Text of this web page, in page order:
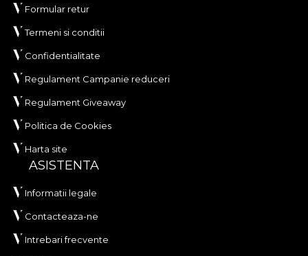
Formular retur
Termeni si conditii
Confidentialitate
Regulament Campanie reduceri
Regulament Giveaway
Politica de Cookies
Harta site
ASISTENTA
Informatii legale
Contacteaza-ne
Intrebari frecvente